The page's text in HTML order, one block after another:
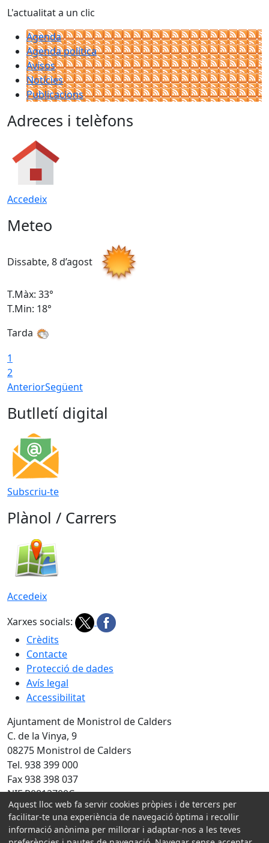
L'actualitat a un clic
Agenda
Agenda política
Avisos
Notícies
Publicacions
Adreces i telèfons
Accedeix
Meteo
Dissabte, 8 d’agost
T.Màx: 33°
T.Min: 18°
Tarda
1
2
AnteriorSegüent
Butlletí digital
Subscriu-te
Plànol / Carrers
Accedeix
Xarxes socials:
Crèdits
Contacte
Protecció de dades
Avís legal
Accessibilitat
Ajuntament de Monistrol de Calders
C. de la Vinya, 9
08275 Monistrol de Calders
Tel. 938 399 000
Fax 938 398 037
NIF P0812700C
Amb la col·laboració de:
Aquest lloc web fa servir cookies pròpies i de tercers per
facilitar-te una experiència de navegació òptima i recollir
informació anònima per millorar i adaptar-nos a les teves